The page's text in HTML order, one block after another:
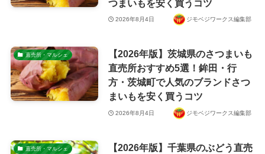
つまいもを安く買うコツ
2026年8月4日 ジモベジワークス編集部
直売所・マルシェ
【2026年版】茨城県のさつまいも
直売所おすすめ5選！鉾田・行
方・茨城町で人気のブランドさつ
まいもを安く買うコツ
2026年8月4日 ジモベジワークス編集部
直売所・マルシェ
【2026年版】千葉県のぶどう直売